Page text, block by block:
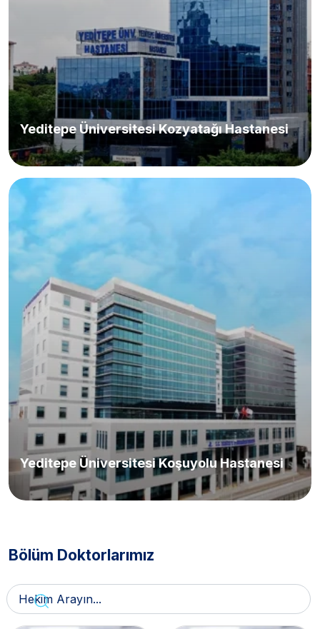
Yeditepe Üniversitesi Kozyatağı Hastanesi
Yeditepe Üniversitesi Koşuyolu Hastanesi
Bölüm Doktorlarımız